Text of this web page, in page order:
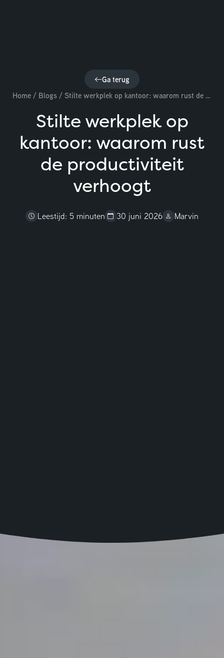
Adviesgesprek aanvragen
Ga terug
Home / Blogs / Stilte werkplek op kantoor: waarom rust de productiviteit verhoogt
Stilte werkplek op
kantoor: waarom rust
de productiviteit
verhoogt
Leestijd: 5 minuten 30 juni 2026 Marvin